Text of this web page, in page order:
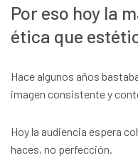
Por eso hoy la
ética que
Hace algunos años
imagen consistente y
Hoy la audiencia espera
haces, no perfección.